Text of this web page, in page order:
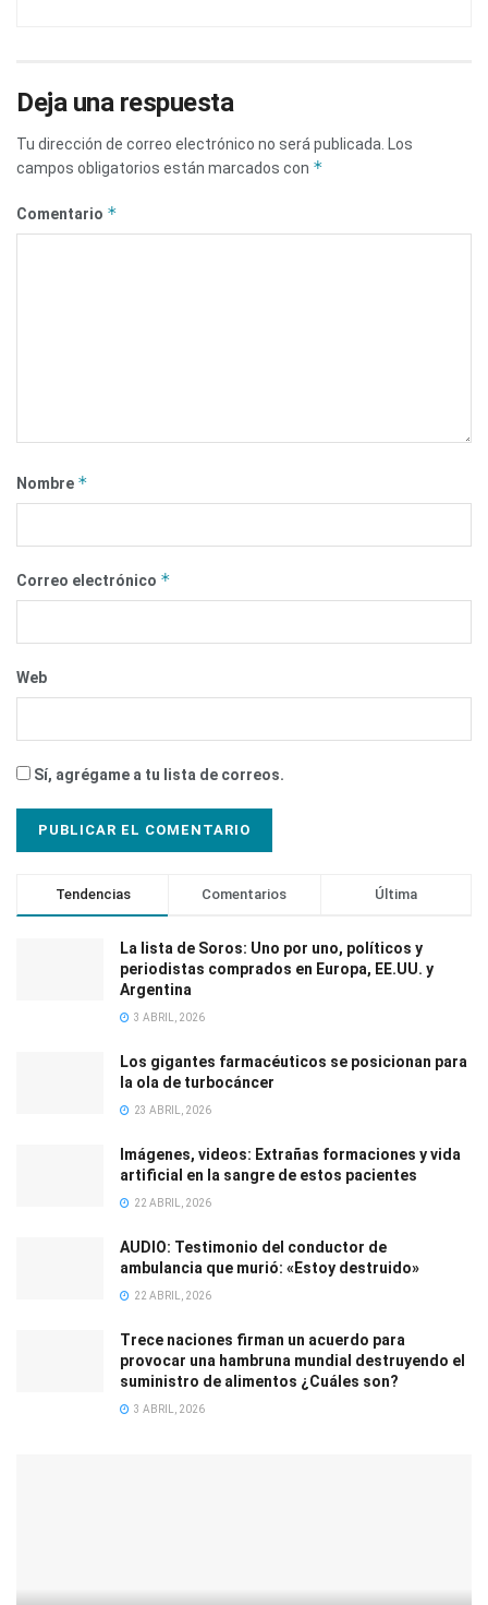
Deja una respuesta
Tu dirección de correo electrónico no será publicada. Los
campos obligatorios están marcados con *
Comentario *
Nombre *
Correo electrónico *
Web
Sí, agrégame a tu lista de correos.
Tendencias Comentarios Última
La lista de Soros: Uno por uno, políticos y
periodistas comprados en Europa, EE.UU. y
Argentina
3 ABRIL, 2026
Los gigantes farmacéuticos se posicionan para
la ola de turbocáncer
23 ABRIL, 2026
Imágenes, videos: Extrañas formaciones y vida
artificial en la sangre de estos pacientes
22 ABRIL, 2026
AUDIO: Testimonio del conductor de
ambulancia que murió: «Estoy destruido»
22 ABRIL, 2026
Trece naciones firman un acuerdo para
provocar una hambruna mundial destruyendo el
suministro de alimentos ¿Cuáles son?
3 ABRIL, 2026